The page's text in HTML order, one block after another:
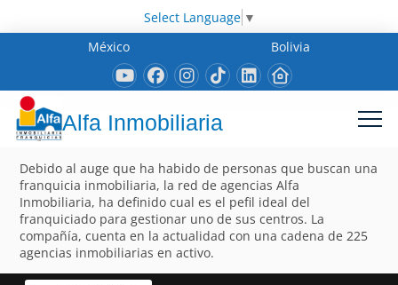
Select Language ▼
México
Bolivia
Alfa Inmobiliaria
Debido al auge que ha habido de personas que buscan una
franquicia inmobiliaria, la red de agencias Alfa
Inmobiliaria, ha definido cual es el pefil ideal del
franquiciado para gestionar uno de sus centros. La
compañía, cuenta en la actualidad con una cadena de 225
agencias inmobiliarias en activo.